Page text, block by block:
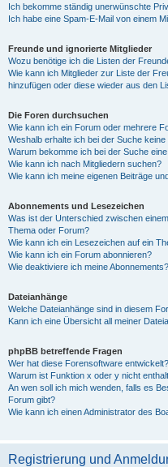
Ich bekomme ständig unerwünschte
Ich habe eine Spam-E-Mail von einem
Freunde und ignorierte Mitglieder
Wozu benötige ich die Listen der
Wie kann ich Mitglieder zur Liste der
hinzufügen oder diese wieder aus den
Die Foren durchsuchen
Wie kann ich ein Forum oder mehrere
Weshalb erhalte ich bei der Suche
Warum bekomme ich bei der Suche
Wie kann ich nach Mitgliedern suchen?
Wie kann ich meine eigenen Beiträge
Abonnements und Lesezeichen
Was ist der Unterschied zwischen
Thema oder Forum?
Wie kann ich ein Lesezeichen auf ein
Wie kann ich ein Forum abonnieren?
Wie deaktiviere ich meine Abonnements?
Dateianhänge
Welche Dateianhänge sind in diesem
Kann ich eine Übersicht all meiner
phpBB betreffende Fragen
Wer hat diese Forensoftware entwickelt?
Warum ist Funktion x oder y nicht
An wen soll ich mich wenden, falls es
Forum gibt?
Wie kann ich einen Administrator des
Registrierung und